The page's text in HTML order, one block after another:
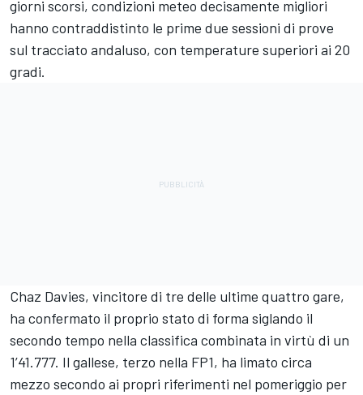
giorni scorsi, condizioni meteo decisamente migliori
hanno contraddistinto le prime due sessioni di prove
sul tracciato andaluso, con temperature superiori ai 20
gradi.
Chaz Davies, vincitore di tre delle ultime quattro gare,
ha confermato il proprio stato di forma siglando il
secondo tempo nella classifica combinata in virtù di un
1’41.777. Il gallese, terzo nella FP1, ha limato circa
mezzo secondo ai propri riferimenti nel pomeriggio per